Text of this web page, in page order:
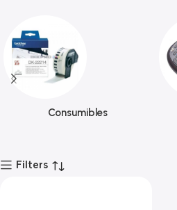
Consumibles
Filters